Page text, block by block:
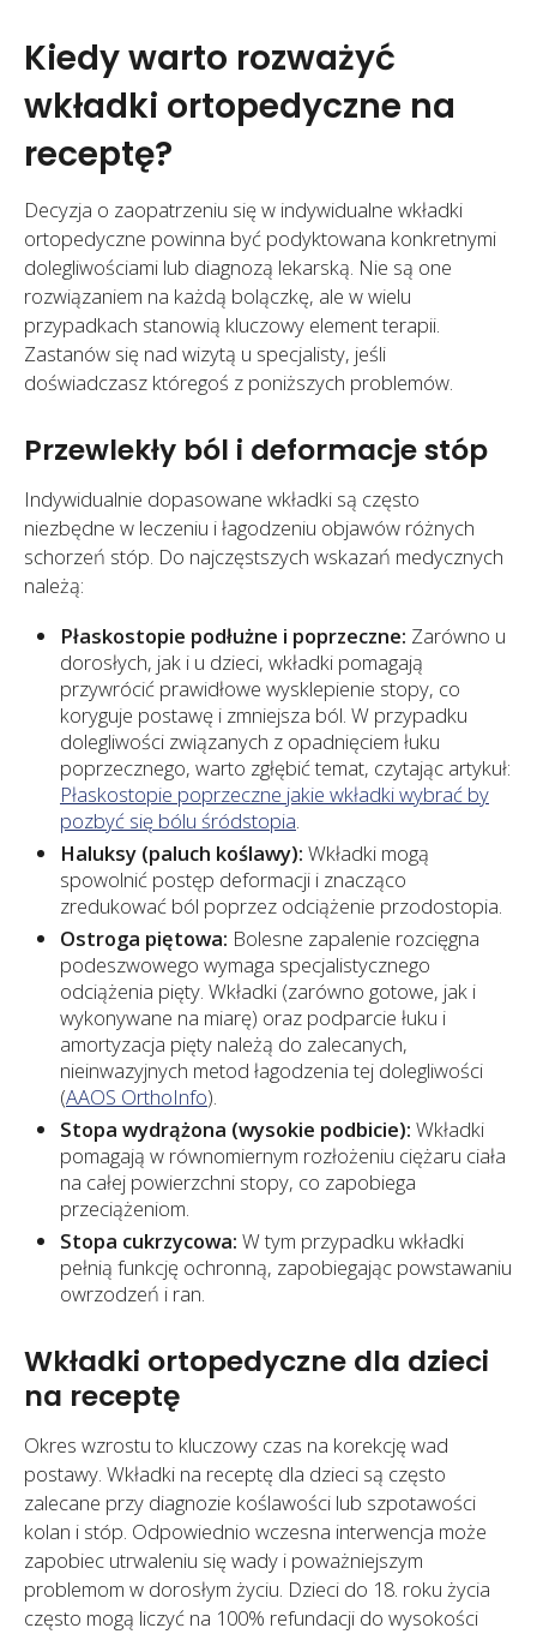
Kiedy warto rozważyć
wkładki ortopedyczne na
receptę?
Decyzja o zaopatrzeniu się w indywidualne wkładki
ortopedyczne powinna być podyktowana konkretnymi
dolegliwościami lub diagnozą lekarską. Nie są one
rozwiązaniem na każdą bolączkę, ale w wielu
przypadkach stanowią kluczowy element terapii.
Zastanów się nad wizytą u specjalisty, jeśli
doświadczasz któregoś z poniższych problemów.
Przewlekły ból i deformacje stóp
Indywidualnie dopasowane wkładki są często
niezbędne w leczeniu i łagodzeniu objawów różnych
schorzeń stóp. Do najczęstszych wskazań medycznych
należą:
Płaskostopie podłużne i poprzeczne: Zarówno u
dorosłych, jak i u dzieci, wkładki pomagają
przywrócić prawidłowe wysklepienie stopy, co
koryguje postawę i zmniejsza ból. W przypadku
dolegliwości związanych z opadnięciem łuku
poprzecznego, warto zgłębić temat, czytając artykuł:
Płaskostopie poprzeczne jakie wkładki wybrać by
pozbyć się bólu śródstopia.
Haluksy (paluch koślawy): Wkładki mogą
spowolnić postęp deformacji i znacząco
zredukować ból poprzez odciążenie przodostopia.
Ostroga piętowa: Bolesne zapalenie rozcięgna
podeszwowego wymaga specjalistycznego
odciążenia pięty. Wkładki (zarówno gotowe, jak i
wykonywane na miarę) oraz podparcie łuku i
amortyzacja pięty należą do zalecanych,
nieinwazyjnych metod łagodzenia tej dolegliwości
(AAOS OrthoInfo).
Stopa wydrążona (wysokie podbicie): Wkładki
pomagają w równomiernym rozłożeniu ciężaru ciała
na całej powierzchni stopy, co zapobiega
przeciążeniom.
Stopa cukrzycowa: W tym przypadku wkładki
pełnią funkcję ochronną, zapobiegając powstawaniu
owrzodzeń i ran.
Wkładki ortopedyczne dla dzieci
na receptę
Okres wzrostu to kluczowy czas na korekcję wad
postawy. Wkładki na receptę dla dzieci są często
zalecane przy diagnozie koślawości lub szpotawości
kolan i stóp. Odpowiednio wczesna interwencja może
zapobiec utrwaleniu się wady i poważniejszym
problemom w dorosłym życiu. Dzieci do 18. roku życia
często mogą liczyć na 100% refundacji do wysokości